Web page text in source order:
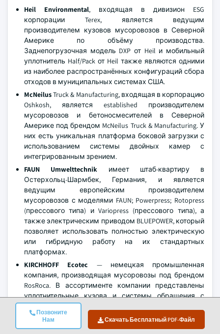
Позвоните
Нам
Скачать Бесплатный PDF-Файл
Heil Environmental, входящая в дивизион ESG
корпорации Terex, является ведущим
производителем кузовов мусоровозов в Северной
Америке по объёму производства.
Заднепогрузочная модель DXP от Heil и мобильный
уплотнитель Half/Pack от Heil также являются одними
из наиболее распространённых конфигураций сбора
отходов в муниципальных системах США.
McNeilusTruck & Manufacturing, входящая в корпорацию
Oshkosh, является established производителем
мусоровозов и бетоносмесителей в Северной
Америке под брендом McNeilus Truck & Manufacturing. У
них есть уникальная платформа боковой загрузки с
использованием системы двойных камер с
интегрированным зрением.
FAUN Umwelttechnik имеет штаб-квартиру в
Остерхольц-Шармбек, Германия, и является
ведущим европейским производителем
мусоровозов с моделями FAUN; Powerpress; Rotopress
(прессового типа) и Variopress (прессового типа), а
также электрическим приводом BLUEPOWER, который
позволяет использовать полностью электрическую
или гибридную работу на их стандартных
платформах.
KIRCHHOFF Ecotec — немецкая промышленная
компания, производящая мусоровозы под брендом
RosRoca. В ассортименте компании представлены
уплотнительные кузова и системы обращения с
контейнерами как для европейского, так и для
международных рынков. KIRCHHOFF обладает
значительными инженерными возможностями и